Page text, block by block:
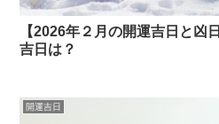
【2026年２月の開運吉日と凶
吉日は？
開運吉日